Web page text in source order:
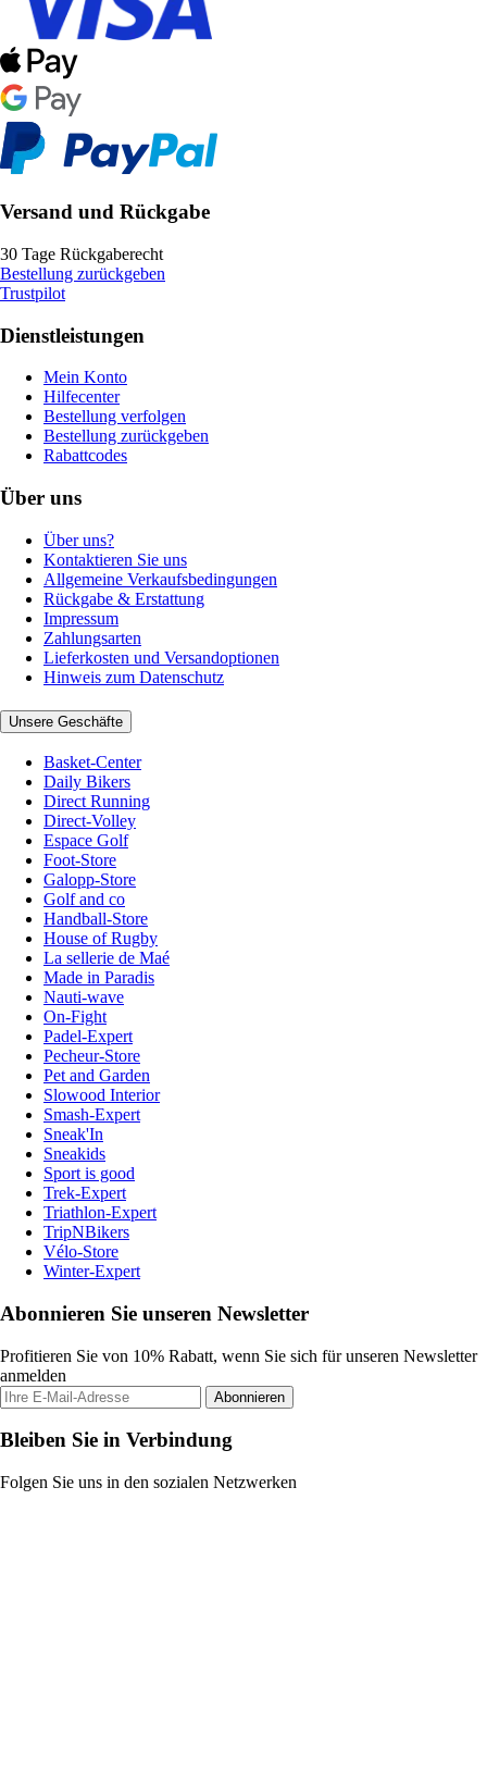
Versand und Rückgabe
30 Tage Rückgaberecht
Bestellung zurückgeben
Trustpilot
Dienstleistungen
Mein Konto
Hilfecenter
Bestellung verfolgen
Bestellung zurückgeben
Rabattcodes
Über uns
Über uns?
Kontaktieren Sie uns
Allgemeine Verkaufsbedingungen
Rückgabe & Erstattung
Impressum
Zahlungsarten
Lieferkosten und Versandoptionen
Hinweis zum Datenschutz
Unsere Geschäfte
Basket-Center
Daily Bikers
Direct Running
Direct-Volley
Espace Golf
Foot-Store
Galopp-Store
Golf and co
Handball-Store
House of Rugby
La sellerie de Maé
Made in Paradis
Nauti-wave
On-Fight
Padel-Expert
Pecheur-Store
Pet and Garden
Slowood Interior
Smash-Expert
Sneak'In
Sneakids
Sport is good
Trek-Expert
Triathlon-Expert
TripNBikers
Vélo-Store
Winter-Expert
Abonnieren Sie unseren Newsletter
Profitieren Sie von 10% Rabatt, wenn Sie sich für unseren Newsletter
anmelden
Abonnieren
Bleiben Sie in Verbindung
Folgen Sie uns in den sozialen Netzwerken